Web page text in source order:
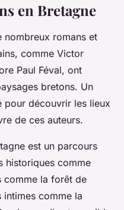
en Bretagne
nombreux romans et
comme Victor
Paul Féval, ont
bretons. Un
pour découvrir les lieux
de ces auteurs.
est un parcours
historiques comme
comme la forêt de
intimes comme la